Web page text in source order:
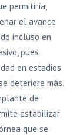
permitiría,
el avance
incluso en
pues
en estadios
deteriore más.
de
estabilizar
que se